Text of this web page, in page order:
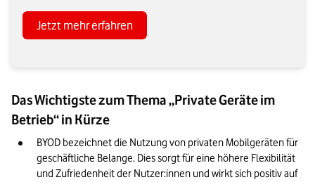
Jetzt mehr erfahren
Das Wichtigste zum Thema „Private Geräte im
Betrieb“ in Kürze
BYOD bezeichnet die Nutzung von privaten Mobilgeräten für
geschäftliche Belange. Dies sorgt für eine höhere Flexibilität
und Zufriedenheit der Nutzer:innen und wirkt sich positiv auf